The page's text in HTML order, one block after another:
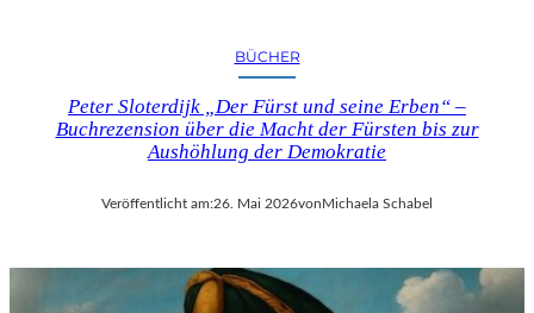
BÜCHER
Peter Sloterdijk „Der Fürst und seine Erben“ –
Buchrezension über die Macht der Fürsten bis zur
Aushöhlung der Demokratie
Veröffentlicht am:26. Mai 2026vonMichaela Schabel